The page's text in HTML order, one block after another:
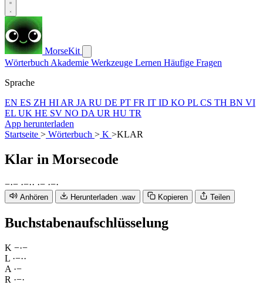
MorseKit
Wörterbuch Akademie Werkzeuge Lernen Häufige Fragen
Sprache
EN ES ZH HI AR JA RU DE PT FR IT ID KO PL CS TH BN VI
EL UK HE SV NO DA UR HU TR
App herunterladen
Startseite > Wörterbuch > K >KLAR
Klar in Morsecode
−·− ·−·· ·− ·−·
Anhören Herunterladen .wav Kopieren Teilen
Buchstabenaufschlüsselung
K −·−
L ·−··
A ·−
R ·−·